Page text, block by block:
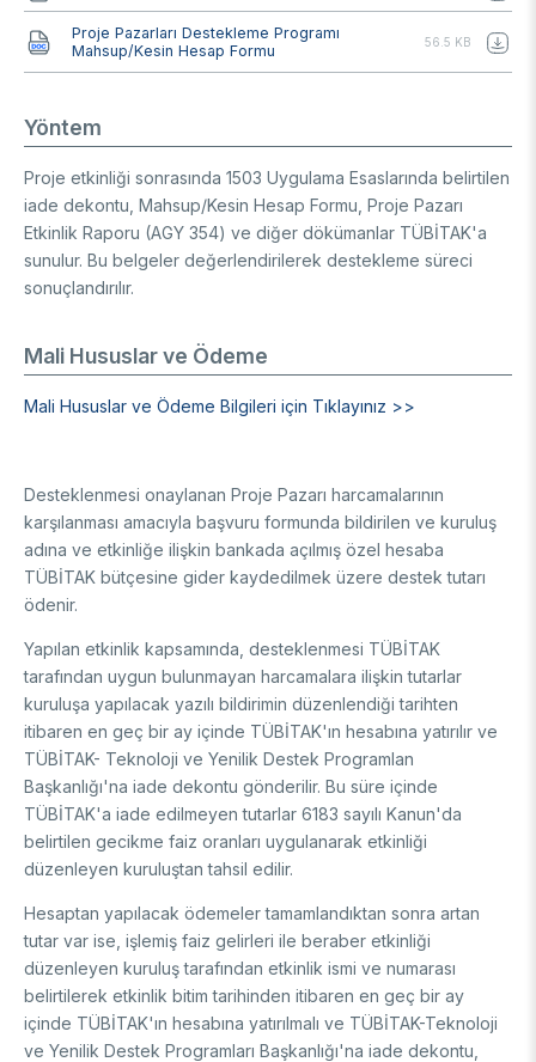
Proje Pazarları Destekleme Programı
Mahsup/Kesin Hesap Formu
56.5 KB
Yöntem
Proje etkinliği sonrasında 1503 Uygulama Esaslarında belirtilen
iade dekontu, Mahsup/Kesin Hesap Formu, Proje Pazarı
Etkinlik Raporu (AGY 354) ve diğer dökümanlar TÜBİTAK'a
sunulur. Bu belgeler değerlendirilerek destekleme süreci
sonuçlandırılır.
Mali Hususlar ve Ödeme
Mali Hususlar ve Ödeme Bilgileri için Tıklayınız >>
Desteklenmesi onaylanan Proje Pazarı harcamalarının
karşılanması amacıyla başvuru formunda bildirilen ve kuruluş
adına ve etkinliğe ilişkin bankada açılmış özel hesaba
TÜBİTAK bütçesine gider kaydedilmek üzere destek tutarı
ödenir.
Yapılan etkinlik kapsamında, desteklenmesi TÜBİTAK
tarafından uygun bulunmayan harcamalara ilişkin tutarlar
kuruluşa yapılacak yazılı bildirimin düzenlendiği tarihten
itibaren en geç bir ay içinde TÜBİTAK'ın hesabına yatırılır ve
TÜBİTAK- Teknoloji ve Yenilik Destek Programlan
Başkanlığı'na iade dekontu gönderilir. Bu süre içinde
TÜBİTAK'a iade edilmeyen tutarlar 6183 sayılı Kanun'da
belirtilen gecikme faiz oranları uygulanarak etkinliği
düzenleyen kuruluştan tahsil edilir.
Hesaptan yapılacak ödemeler tamamlandıktan sonra artan
tutar var ise, işlemiş faiz gelirleri ile beraber etkinliği
düzenleyen kuruluş tarafından etkinlik ismi ve numarası
belirtilerek etkinlik bitim tarihinden itibaren en geç bir ay
içinde TÜBİTAK'ın hesabına yatırılmalı ve TÜBİTAK-Teknoloji
ve Yenilik Destek Programları Başkanlığı'na iade dekontu,